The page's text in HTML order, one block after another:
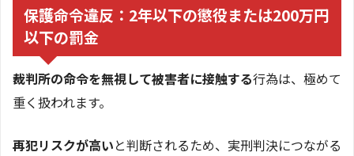
保護命令違反：2年以下の懲役または200万円
以下の罰金
裁判所の命令を無視して被害者に接触する行為は、極めて
重く扱われます。
再犯リスクが高いと判断されるため、実刑判決につながる